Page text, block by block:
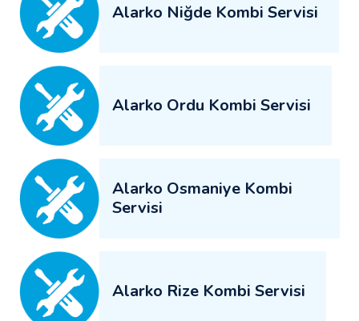
Alarko Niğde Kombi Servisi
Alarko Ordu Kombi Servisi
Alarko Osmaniye Kombi
Servisi
Alarko Rize Kombi Servisi